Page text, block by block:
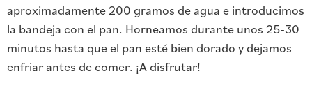
aproximadamente 200 gramos de agua e introducimos
la bandeja con el pan. Horneamos durante unos 25-30
minutos hasta que el pan esté bien dorado y dejamos
enfriar antes de comer. ¡A disfrutar!